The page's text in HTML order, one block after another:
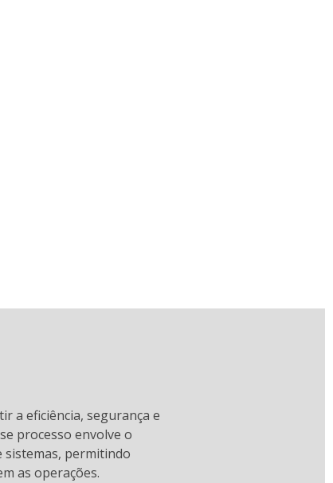
a eficiência, segurança e
processo envolve o
sistemas, permitindo
as operações.